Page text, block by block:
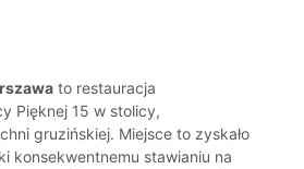
to restauracja
Pięknej 15 w stolicy,
gruzińskiej. Miejsce to zyskało
konsekwentnemu stawianiu na